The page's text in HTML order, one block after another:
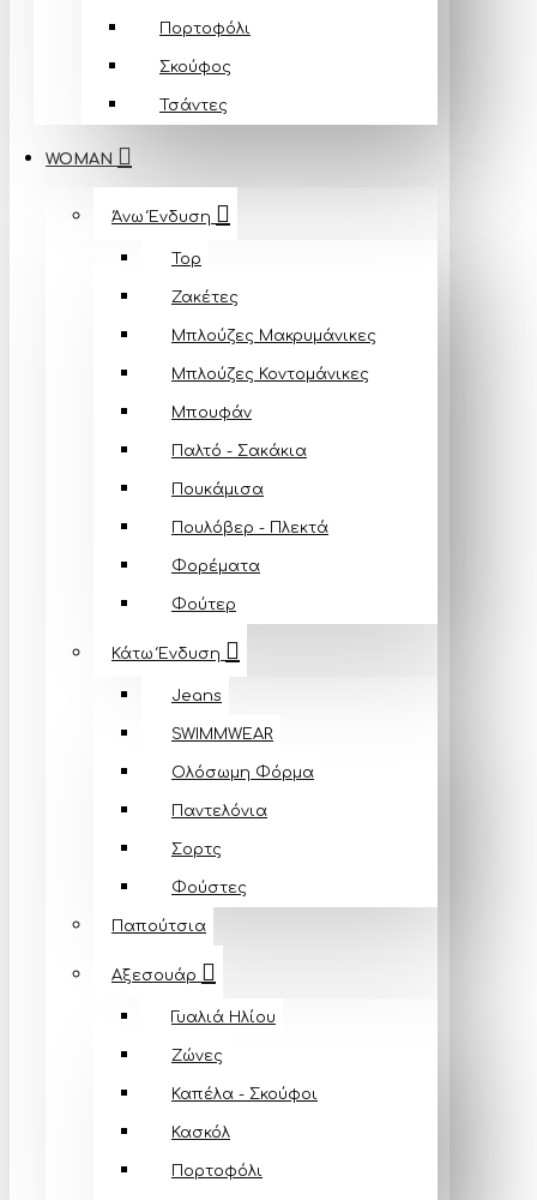
Πορτοφόλι
Σκούφος
Τσάντες
WOMAN
Άνω Ένδυση
Top
Ζακέτες
Μπλούζες Mακρυμάνικες
Μπλούζες Κοντομάνικες
Μπουφάν
Παλτό - Σακάκια
Πουκάμισα
Πουλόβερ - Πλεκτά
Φορέματα
Φούτερ
Κάτω Ένδυση
Jeans
SWIMMWEAR
Ολόσωμη Φόρμα
Παντελόνια
Σορτς
Φούστες
Παπούτσια
Αξεσουάρ
Γυαλιά Ηλίου
Ζώνες
Καπέλα - Σκούφοι
Κασκόλ
Πορτοφόλι